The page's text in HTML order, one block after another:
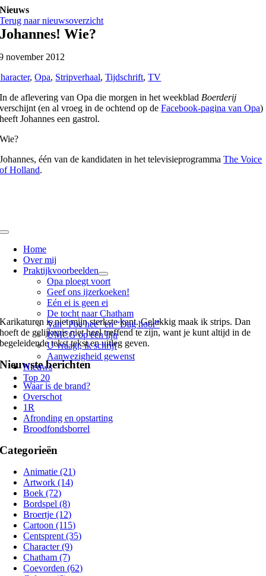
Ga
naar
inhoud
Toggle
NavigationHome
Over mij
Praktijkvoorbeelden
Opa ploegt voort
Geef ons ijzerkoeken!
Eén ei is geen ei
De tocht naar Chatham
Van “Poe hee” en “Dag hoor”
UMCG op één lijn
U vraagt, ik schrijf
Aanwezigheid gewenst
Nieuws
Top 20
Nieuws
Terug naar nieuwsoverzicht
Johannes! Wie?
november 2012
,Opa, Stripverhaal,Tijdschrift,TV
In de aflevering van Opa die morgen in het weekblad Boerderij
verschijnt (en al vroeg in de ochtend op deFacebook-pagina van Opa)
heeft Johannes een gastrol.
Wie?
Johannes, één van de kandidaten in het televisieprogrammaThe Voice
of Holland.
Karikaturen is niet mijn sterkste kant. Gelukkig maak ik strips. Dan
hoeft de gelijkenis niet heel treffend te zijn, want je kunt altijd in de
begeleidende tekst tekst en uitleg geven.
Nieuwste berichten
Waar is de brand?
Overschot
1R
Afronding en opstarting
Broodfondsborrel
Categorieën
Animatie (21)
Artwork (14)
Boek (72)
Bordspel (8)
Broertje (12)
Cartoon (115)
Centsprent (35)
Character (9)
Chatham (7)
Coevorden (62)